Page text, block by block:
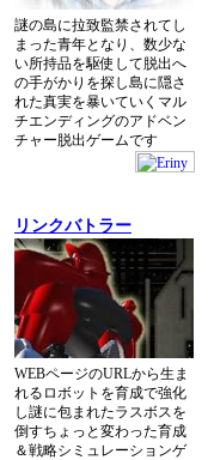
謎の島に拉致監禁されてし
まった青年となり、数少な
い所持品を駆使して脱出へ
の手がかりを探し島に隠さ
れた真実を暴いていくマル
チエンディングのアドベン
チャー脱出ゲームです
リンクバトラー
WEBページのURLから生ま
れるロボットを育成で強化
し謎に包まれたラスボスを
倒すちょっと変わった育成
＆戦略シミュレーションゲ